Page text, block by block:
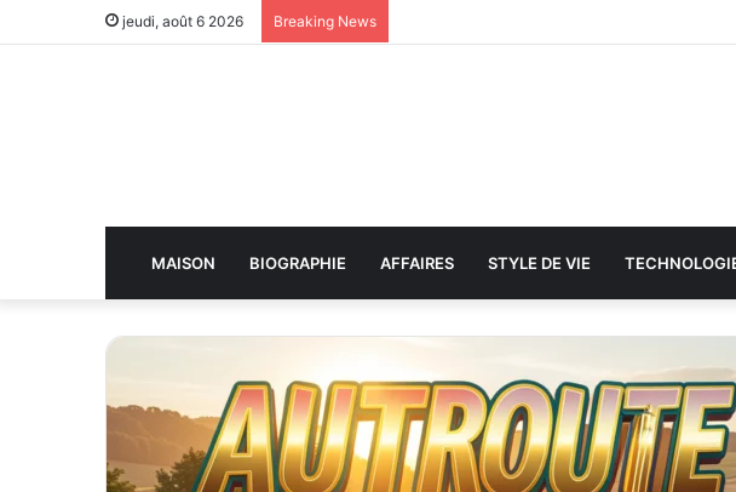
jeudi, août 6 2026 Breaking News
MAISON BIOGRAPHIE AFFAIRES STYLE DE VIE